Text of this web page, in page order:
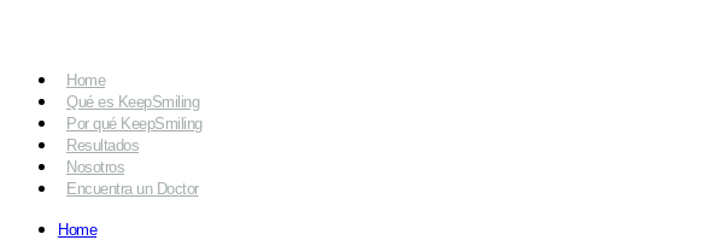
Home
Qué es KeepSmiling
Por qué KeepSmiling
Resultados
Nosotros
Encuentra un Doctor
Home